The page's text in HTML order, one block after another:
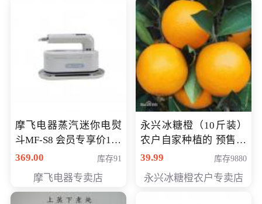
摩飞电器蒸汽迷你电熨
斗MF-S8 会员专享价168
元
369.00 库存91
摩飞电器专卖店
永兴冰糖橙（10斤装）
农户自家种植的 预售10
万斤 会员包邮专享价
39.99 库存9880
永兴冰糖橙农户专卖店